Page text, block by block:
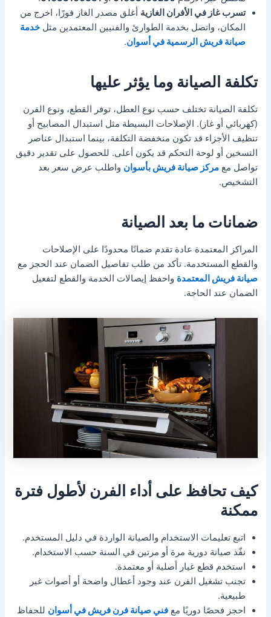
تسرب غاز في الأفران الغازية أغلق مصدر الغاز فورًا، اخرج من
المكان، واتصل بخدمة الطوارئ والفنيين المعتمدين مثلخدمة
صيانة فريش الرسمية في أسوان.
تكلفة الصيانة وما يؤثر عليها
تكلفة الصيانة تختلف حسب نوع العطل، توفر القطع، ونوع الفرن
(كهربائي أو غاز). الإصلاحات البسيطة مثل استبدال المصابيح أو
تنظيف الأجزاء قد تكون منخفضة التكلفة، بينما استبدال عناصر
التسخين أو لوحة التحكم قد يكون أعلى. للحصول على تقدير دقيق
تواصل معمركز صيانة فريش بأسوان واطلب عرض سعر بعد
التشخيص.
ضمانات ما بعد الصيانة
المراكز المعتمدة عادة تقدم ضمانًا محدودًا على الإصلاحات
والقطع المستخدمة. تأكد من طلب تفاصيل الضمان عند الحجز مع
صيانة فريش المعتمدة واحفظ إيصالات الخدمة والقطع لتفعيل
الضمان عند الحاجة.
كيف تحافظ على أداء الفرن لأطول فترة
ممكنة
اتبع تعليمات الاستخدام والصيانة الواردة في دليل المستخدم.
نفّذ صيانة دورية مرة أو مرتين في السنة حسب الاستخدام.
استخدم قطع غيار أصلية أو معتمدة.
تجنب تشغيل الفرن عند وجود أعطال واضحة أو أصوات غير
طبيعية.
احجز فحصًا دوريًا معفني صيانة فرن فريش في أسوان للحفاظ